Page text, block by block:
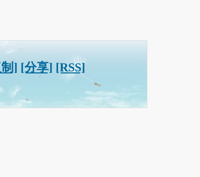
] [分享] [RSS]